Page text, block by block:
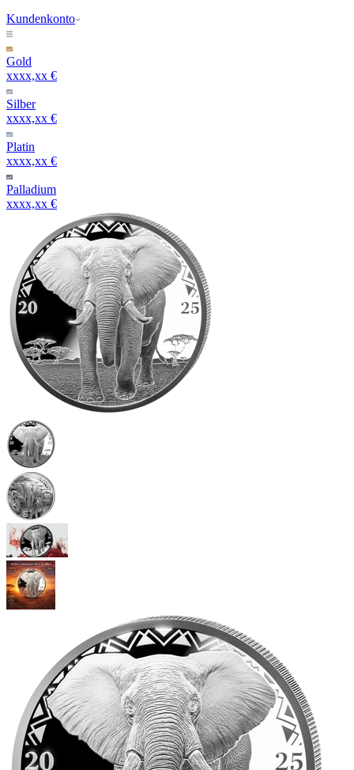
Kundenkonto
Gold
xxxx,xx €
Silber
xxxx,xx €
Platin
xxxx,xx €
Palladium
xxxx,xx €